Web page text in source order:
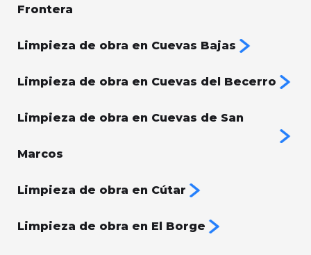
Frontera
Limpieza de obra en Cuevas Bajas
Limpieza de obra en Cuevas del Becerro
Limpieza de obra en Cuevas de San
Marcos
Limpieza de obra en Cútar
Limpieza de obra en El Borge